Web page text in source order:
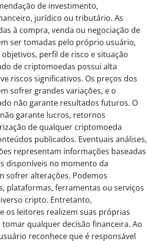
de investimento,
jurídico ou tributário. As
à compra, venda ou negociação de
ser tomadas pelo próprio usuário,
perfil de risco e situação
de criptomoedas possui alta
riscos significativos. Os preços dos
sofrer grandes variações, e o
não garante resultados futuros. O
garante lucros, retornos
de qualquer criptomoeda
publicados. Eventuais análises,
representam informações baseadas
disponíveis no momento da
sofrer alterações. Podemos
plataformas, ferramentas ou serviços
cripto. Entretanto,
os leitores realizem suas próprias
tomar qualquer decisão financeira. Ao
reconhece que é responsável